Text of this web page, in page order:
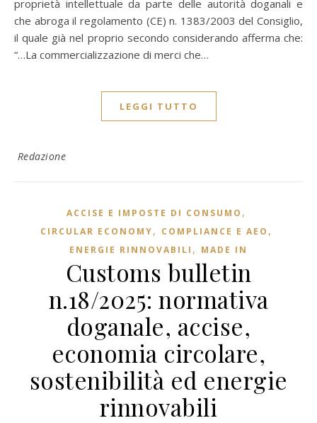
proprietà intellettuale da parte delle autorità doganali e
che abroga il regolamento (CE) n. 1383/2003 del Consiglio,
il quale già nel proprio secondo considerando afferma che:
“…La commercializzazione di merci che…
LEGGI TUTTO
Redazione
ACCISE E IMPOSTE DI CONSUMO ,
CIRCULAR ECONOMY, COMPLIANCE E AEO ,
ENERGIE RINNOVABILI , MADE IN
Customs bulletin
n.18/2025: normativa
doganale, accise,
economia circolare,
sostenibilità ed energie
rinnovabili